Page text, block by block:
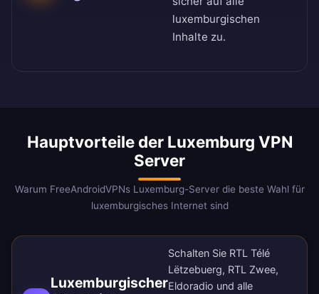
luxemburgischen
Inhalte zu.
Hauptvorteile der Luxemburg VPN
Server
Warum FreeAndroidVPNs Luxemburg-Server die beste Wahl für
luxemburgisches Internet sind
Luxemburgischer
Schalten Sie RTL Télé
Lëtzebuerg, RTL Zwee,
Eldoradio und alle